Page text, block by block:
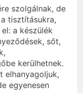
szolgálnak, de
tisztításukra,
a készülék
sőt,
kerülhetnek.
elhanyagoljuk,
egyenesen